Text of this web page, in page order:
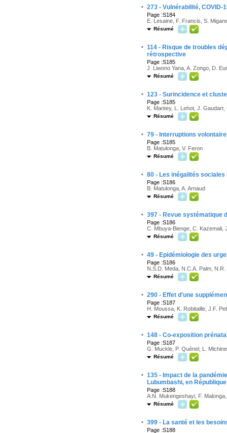
· 273 - Vulnérabilité,
Page :S184
E. Lesaine, F. Francis, S.
Résumé
· 114 - Risque de troubles
rétrospective
Page :S185
J. Liwono Yana, A. Zongo, D.
Résumé
· 123 - Surincidence et
Page :S185
K. Mantey, L. Lehot, J.
Résumé
· 79 - Interruptions
Page :S185
B. Matulonga, V. Feron
Résumé
· 80 - Les inégalités
Page :S186
B. Matulonga, A. Arnaud
Résumé
· 397 - Revue systématique
Page :S186
C. Mbuya-Bienge, C. Kazemali,
Résumé
· 49 - Epidémiologie des
Page :S186
N.S.D. Meda, N.C.A. Palm,
Résumé
· 290 - Effet d'une
Page :S187
H. Moussa, K. Robitaille, J.F.
Résumé
· 148 - Co-exposition
Page :S187
G. Muckle, P. Quénel, L.
Résumé
· 135 - Impact de la
Lubumbashi, en
Page :S188
A.N. Mukengeshayi, F.
Résumé
· 399 - La santé et les
Page :S188